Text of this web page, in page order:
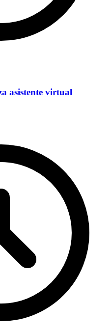
asistente virtual